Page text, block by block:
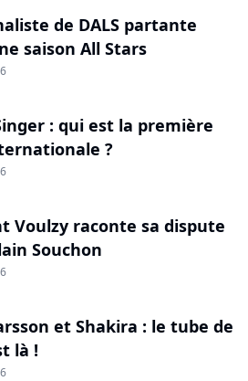
de DALS partante
saison All Stars
: qui est la première
?
Voulzy raconte sa dispute
Souchon
et Shakira : le tube de
là !